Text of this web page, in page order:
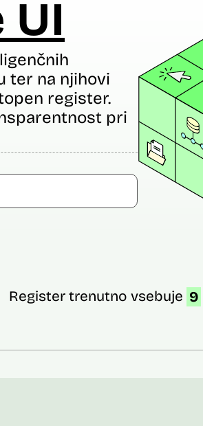
UI
ter na njihovi
register.
pri
Register trenutno vsebuje 9